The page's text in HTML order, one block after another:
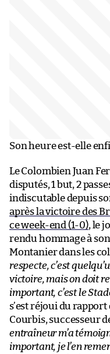
Son heure est-elle
Le Colombien Juan
disputés, 1 but, 2
indiscutable depuis
après la victoire des
ce week-end (1-0), le
rendu hommage à
Montanier dans les
respecte, c’est
victoire, mais on doit
important, c’est le
s’est réjoui du
Courbis, successeur
entraîneur m’a
important, je l’en